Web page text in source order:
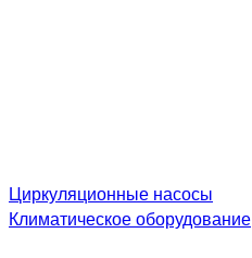
Циркуляционные насосы
Климатическое оборудование